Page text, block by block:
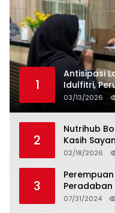
1
Antisipasi
Idulfitri,
Berlakukan
03/13/2026
2
Nutrihub
Kasih
02/18/2026
3
Peradaban
07/31/2024